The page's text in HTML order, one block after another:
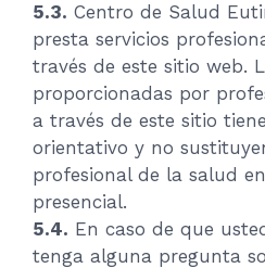
5.3. Centro de Salud
presta servicios
través de este sitio web.
proporcionadas por
a través de este sitio
orientativo y no
profesional de la salud
presencial.
5.4. En caso de que
tenga alguna pregunta